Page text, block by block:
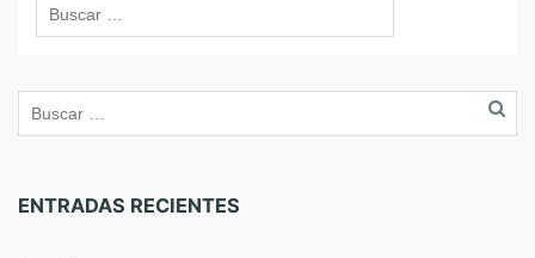
ENTRADAS RECIENTES